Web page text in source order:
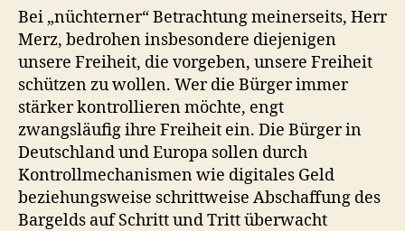
Bei „nüchterner“ Betrachtung meinerseits, Herr
Merz, bedrohen insbesondere diejenigen
unsere Freiheit, die vorgeben, unsere Freiheit
schützen zu wollen. Wer die Bürger immer
stärker kontrollieren möchte, engt
zwangsläufig ihre Freiheit ein. Die Bürger in
Deutschland und Europa sollen durch
Kontrollmechanismen wie digitales Geld
beziehungsweise schrittweise Abschaffung des
Bargelds auf Schritt und Tritt überwacht